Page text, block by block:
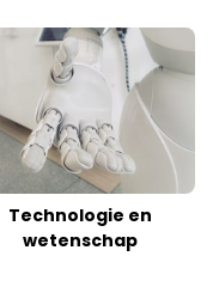
Technologie en
wetenschap